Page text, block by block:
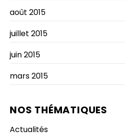
août 2015
juillet 2015
juin 2015
mars 2015
NOS THÉMATIQUES
Actualités